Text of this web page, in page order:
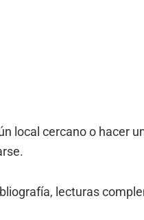
local cercano o hacer
lecturas